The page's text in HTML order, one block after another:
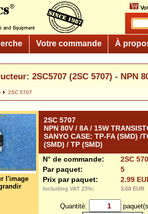
Votre commande À
2SC5707 (2SC 5707) - NPN
2SC 5707
l'image
2SC 5707
NPN 80V / 8A / 15W
SANYO CASE: TP-FA (SMD) /
(SMD) / TP (SMD)
N° de commande:
2SC
Par paquet:
5
Prix par paquet:
2.99
Including VAT 23%: 3.68 EUR
Quantité: